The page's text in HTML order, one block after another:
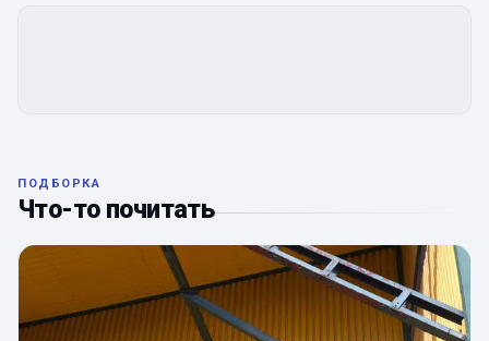
ПОДБОРКА
Что-то почитать